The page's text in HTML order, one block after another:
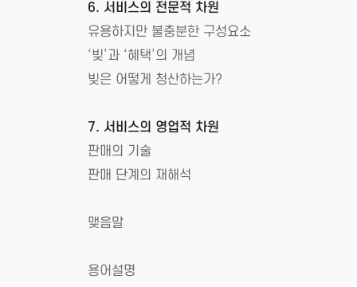
6. 서비스의 전문적 차원
유용하지만 불충분한 구성요소
‘빚’과 ‘혜택’의 개념
빚은 어떻게 청산하는가?
7. 서비스의 영업적 차원
판매의 기술
판매 단계의 재해석
맺음말
용어설명